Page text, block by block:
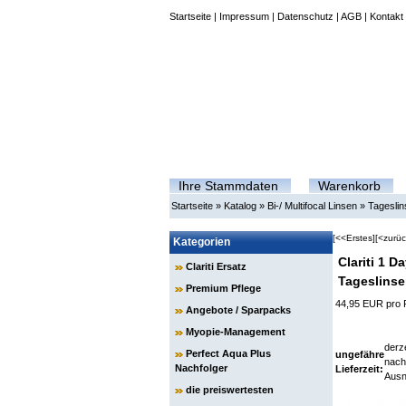
Startseite | Impressum | Datenschutz | AGB | Kontakt
Ihre Stammdaten Warenkorb
Startseite » Katalog » Bi-/ Multifocal Linsen »
Kategorien
Clariti Ersatz
Premium Pflege
Angebote / Sparpacks
Myopie-Management
Perfect Aqua Plus
Nachfolger
die preiswertesten
[<<Erstes]
Clariti 1
44,95 EUR pro
ungefähre
Lieferzeit: